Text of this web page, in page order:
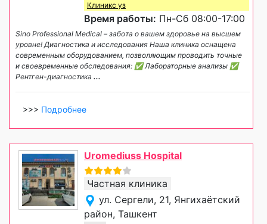
Клиникс уз
Время работы: Пн-Сб 08:00-17:00
Sino Professional Medical – забота о вашем здоровье на высшем
уровне! Диагностика и исследования Наша клиника оснащена
современным оборудованием, позволяющим проводить точные
и своевременные обследования: ✅ Лабораторные анализы ✅
Рентген-диагностика ...
>>> Подробнее
Uromediuss Hospital
Частная клиника
ул. Сергели, 21, Янгихаётский
район, Ташкент